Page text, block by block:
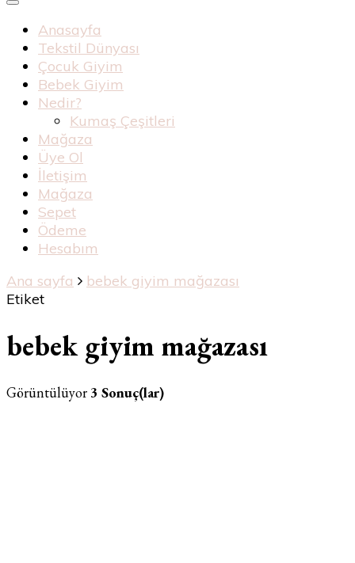
Haknur Bebe
Anasayfa
Tekstil Dünyası
Çocuk Giyim
Bebek Giyim
Nedir?
Kumaş Çeşitleri
Mağaza
Üye Ol
İletişim
Mağaza
Sepet
Ödeme
Hesabım
Ana sayfa
bebek giyim mağazası
Etiket
bebek giyim mağazası
Görüntülüyor 3 Sonuç(lar)